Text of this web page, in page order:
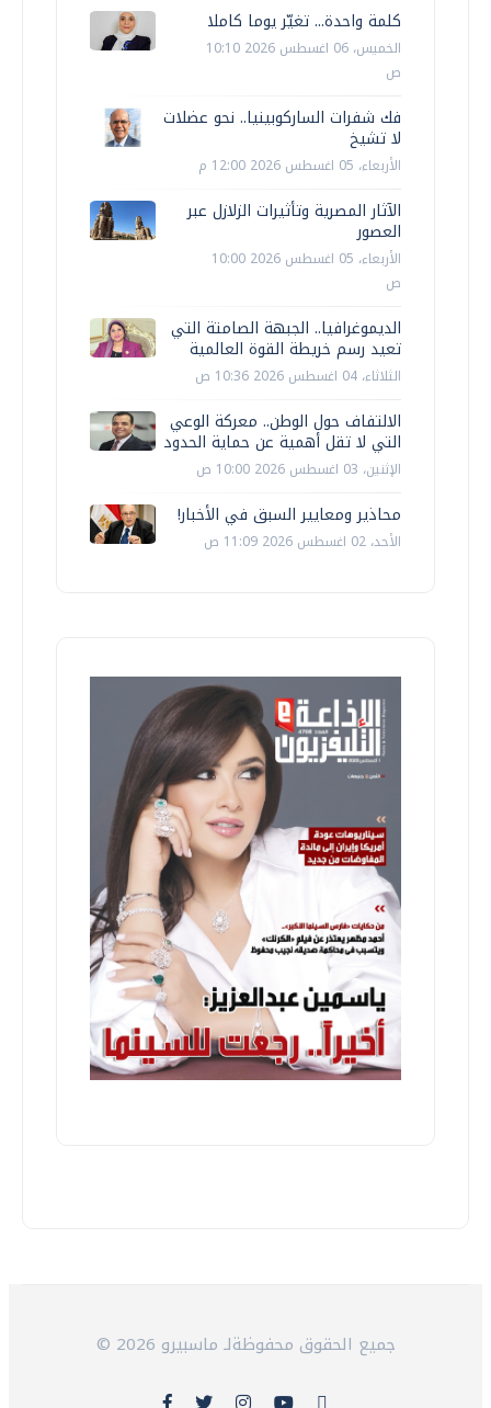
كلمة واحدة... تغيّر يوما كاملا
الخميس، 06 اغسطس 2026 10:10
ص
فك شفرات الساركوبينيا.. نحو عضلات
لا تشيخ
الأربعاء، 05 اغسطس 2026 12:00 م
الآثار المصرية وتأثيرات الزلازل عبر
العصور
الأربعاء، 05 اغسطس 2026 10:00
ص
الديموغرافيا.. الجبهة الصامتة التي
تعيد رسم خريطة القوة العالمية
الثلاثاء، 04 اغسطس 2026 10:36 ص
الالتفاف حول الوطن.. معركة الوعي
التي لا تقل أهمية عن حماية الحدود
الإثنين، 03 اغسطس 2026 10:00 ص
محاذير ومعايير السبق في الأخبار!
الأحد، 02 اغسطس 2026 11:09 ص
© 2026 جميع الحقوق محفوظةلـ ماسبيرو